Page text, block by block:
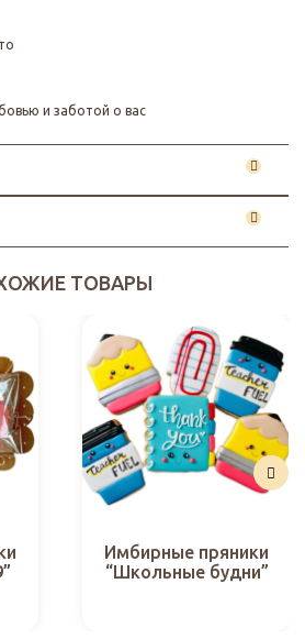
и заботой о вас
ТОВАРЫ
Имбирные пряники
“Школьные будни”